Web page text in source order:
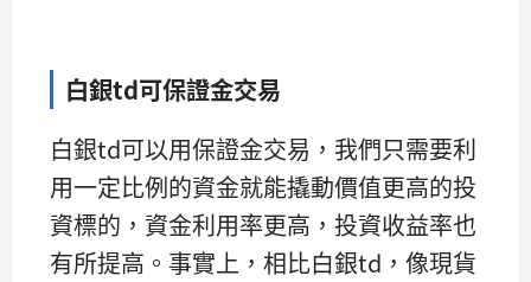
白銀td可保證金交易
白銀td可以用保證金交易，我們只需要利
用一定比例的資金就能撬動價值更高的投
資標的，資金利用率更高，投資收益率也
有所提高。事實上，相比白銀td，像現貨